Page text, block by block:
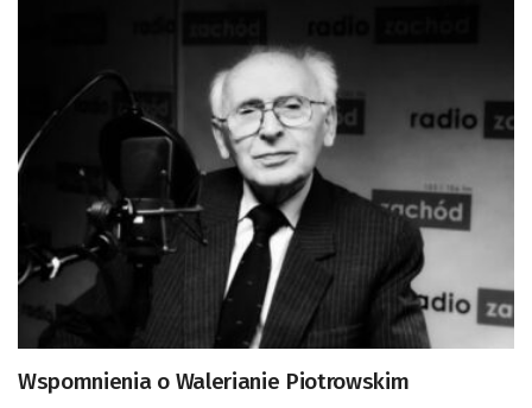
Wspomnienia o Walerianie Piotrowskim